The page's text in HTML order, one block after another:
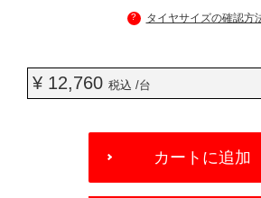
? タイヤサイズの確認方
¥ 12,760 税込 /台
OPTIONS
カートに追加